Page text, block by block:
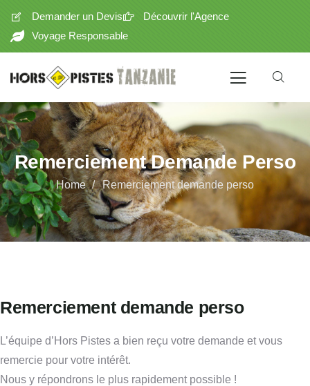
Demander un Devis
Découvrir l'Agence
Voyage Responsable
Remerciement Demande Perso
Home Remerciement demande perso
Remerciement demande perso
L’équipe d’Hors Pistes a bien reçu votre demande et vous
remercie pour votre intérêt.
Nous y répondrons le plus rapidement possible !